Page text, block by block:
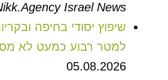
Israel News
שיפוץ יסודי בחיפה
למטר רבוע כמעט לא
05.08.2026